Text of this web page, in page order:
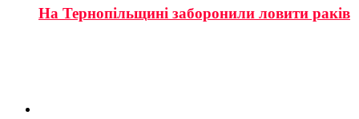
На Тернопільщині заборонили ловити раків